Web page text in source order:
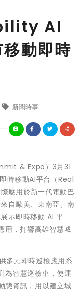
AI
動即時
新聞時事
& Expo）3月31
時移動AI平台（Real
用於新一代電動巴
自歐美、東南亞、南
示即時移動 AI 平
用，打響高雄智慧城
多元即時巡檢應用系
為智慧巡檢車，使運
態資訊，用以建立城